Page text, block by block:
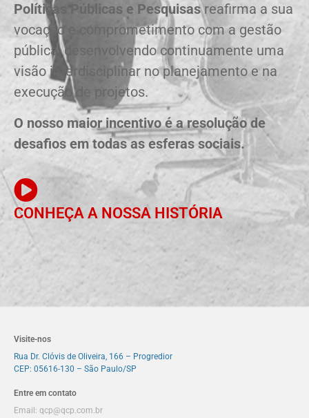
Políticas Públicas e Pesquisasreafirma a sua
vocação e comprometimento com a gestão
pública, desenvolvendo continuamente uma
visão interdisciplinar no planejamento e na
execução de projetos.
O nosso maior incentivo é a resolução de
desafios em todas as esferas sociais.
CONHEÇA A NOSSA HISTÓRIA
Visite-nos
Rua Dr. Clóvis de Oliveira, 166 – Progredior
CEP: 05616-130 – São Paulo/SP
Entre em contato
Email: qcp@qcp.com.br